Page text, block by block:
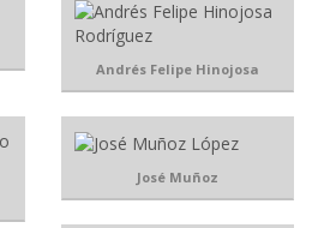
Andrés Felipe Hinojosa
José Muñoz